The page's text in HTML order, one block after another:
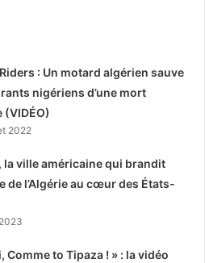
: Un motard algérien sauve
nigériens d’une mort
(VIDÉO)
2022
la ville américaine qui brandit
de l’Algérie au cœur des États-
Comme to Tipaza ! » : la vidéo